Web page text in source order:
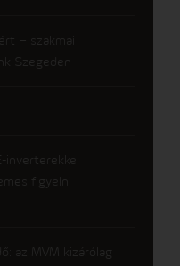
– szakmai
Szegeden
figyelni
az MVM kizárólag